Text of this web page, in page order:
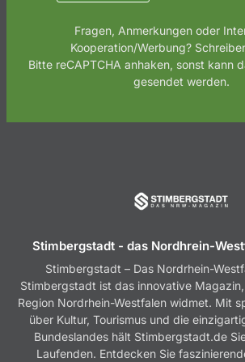
t
Fragen, Anmerkungen oder
Kooperation/Werbung?
Bitte reCAPTCHA anhaken, sonst kann
gesendet werden.
Stimbergstadt - das Nordhrein-
Stimbergstadt – Das Nordrhein-
Stimbergstadt ist das innovative
Region Nordrhein-Westfalen widmet. Mit
über Kultur, Tourismus und die
Bundeslandes hält Stimbergstadt.de
Laufenden. Entdecken Sie